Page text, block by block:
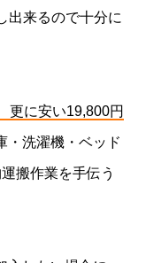
出来るので十分に
更に安い19,800円
・洗濯機・ベッド
搬作業を手伝う